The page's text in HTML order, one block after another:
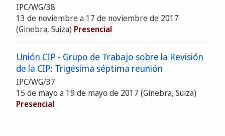
IPC/WG/38
13 de noviembre a 17 de noviembre de 2017
(Ginebra, Suiza) Presencial
Unión CIP - Grupo de Trabajo sobre la Revisión
de la CIP: Trigésima séptima reunión
IPC/WG/37
15 de mayo a 19 de mayo de 2017 (Ginebra, Suiza)
Presencial